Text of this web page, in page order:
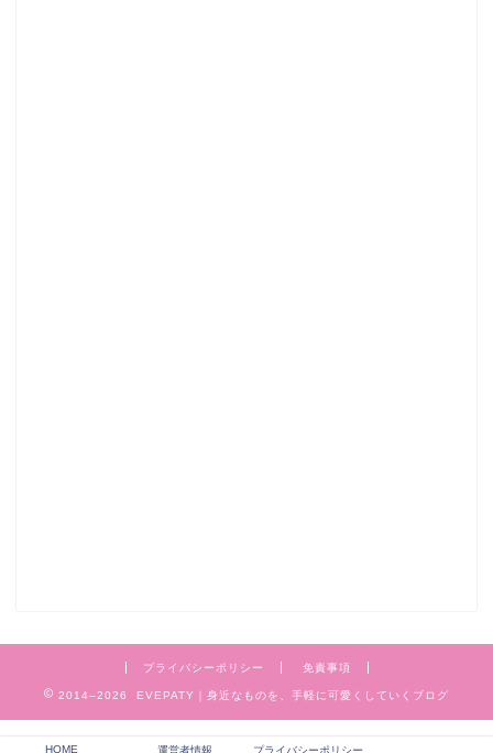
プライバシーポリシー 免責事項
2014–2026 EVEPATY｜身近なものを、手軽に可愛くしていくブログ
HOME 運営者情報 プライバシーポリシー